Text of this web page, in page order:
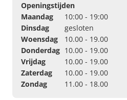
Openingstijden
Maandag
10:00 - 19:00
Dinsdag
gesloten
Woensdag
10.00 - 19.00
Donderdag 10.00 - 19.00
Vrijdag
10.00 - 19.00
Zaterdag
10.00 - 19.00
Zondag
11.00 - 18.00